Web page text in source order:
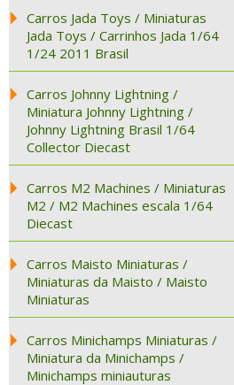
Carros Jada Toys / Miniaturas
Jada Toys / Carrinhos Jada 1/64
1/24 2011 Brasil
Carros Johnny Lightning /
Miniatura Johnny Lightning /
Johnny Lightning Brasil 1/64
Collector Diecast
Carros M2 Machines / Miniaturas
M2 / M2 Machines escala 1/64
Diecast
Carros Maisto Miniaturas /
Miniaturas da Maisto / Maisto
Miniaturas
Carros Minichamps Miniaturas /
Miniatura da Minichamps /
Minichamps miniauturas